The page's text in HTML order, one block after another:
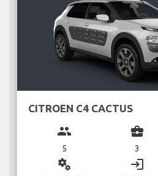
CITROEN C4 CACTUS
group
5
business_center
3
miscellaneous_services login